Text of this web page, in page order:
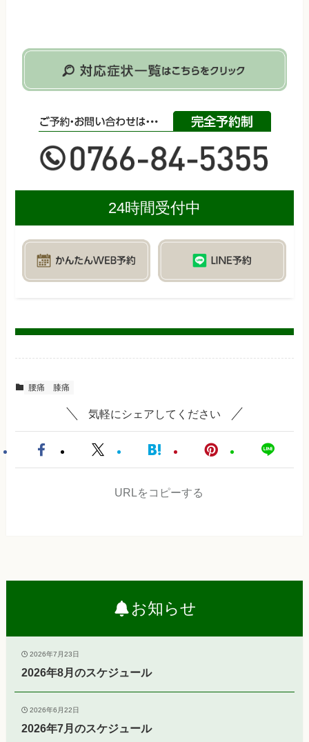
24時間受付中
腰痛 膝痛
気軽にシェアしてください
URLをコピーする
お知らせ
2026年7月23日
2026年8月のスケジュール
2026年6月22日
2026年7月のスケジュール